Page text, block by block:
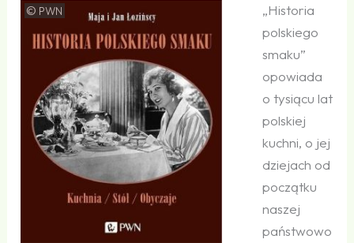
© PWN
„Historia
polskiego
smaku”
opowiada
o tysiącu lat
polskiej
kuchni, o jej
dziejach od
początku
naszej
państwowo